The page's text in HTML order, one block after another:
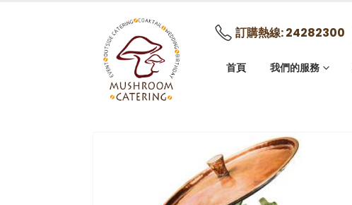
訂購熱線: 24282300
首頁 我們的服務